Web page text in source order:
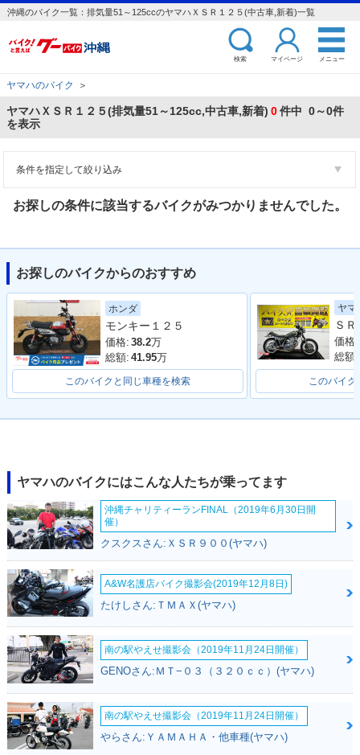
沖縄のバイク一覧：排気量51～125ccのヤマハＸＳＲ１２５(中古車,新着)一覧
検索 マイページ メニュー
ヤマハのバイク ＞
ヤマハＸＳＲ１２５(排気量51～125cc,中古車,新着) 0件中 0～0件
を表示
条件を指定して絞り込み
お探しの条件に該当するバイクがみつかりませんでした。
お探しのバイクからのおすすめ
ホンダ
モンキー１２５
価格: 38.2万
総額: 41.95万
このバイクと同じ車種を検索
ヤマ
価格:
総額:
このバイク
ヤマハのバイクにはこんな人たちが乗ってます
沖縄チャリティーランFINAL（2019年6月30日開
催）
クスクスさん:ＸＳＲ９００(ヤマハ)
A&W名護店バイク撮影会(2019年12月8日)
たけしさん:ＴＭＡＸ(ヤマハ)
南の駅やえせ撮影会（2019年11月24日開催）
GENOさん:ＭＴ−０３（３２０ｃｃ）(ヤマハ)
南の駅やえせ撮影会（2019年11月24日開催）
やらさん:ＹＡＭＡＨＡ・他車種(ヤマハ)